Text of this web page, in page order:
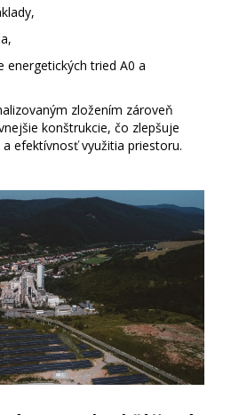
energetických tried A0 a
zložením zároveň
konštrukcie, čo zlepšuje
efektívnosť využitia priestoru.